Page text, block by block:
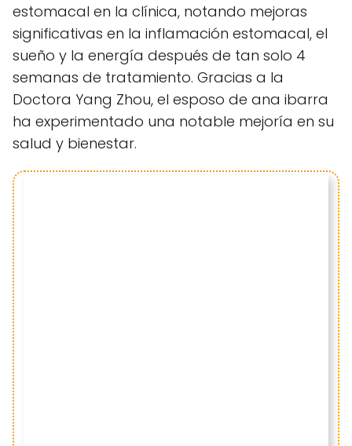
estomacal en la clínica, notando mejoras
significativas en la inflamación estomacal, el
sueño y la energía después de tan solo 4
semanas de tratamiento. Gracias a la
Doctora Yang Zhou, el esposo de ana ibarra
ha experimentado una notable mejoría en su
salud y bienestar.